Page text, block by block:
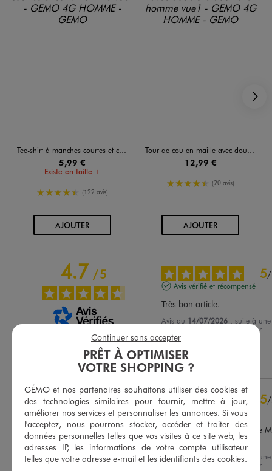
Tee-shirt à manches courtes et col V homme
5,99 €
Existe en taille +
4.5/5 de moyenne
(122 avis)
AJOUTERAU PANIER
Tour de cou en maille avec doublure douillette homme
12,99 €
4.5/5 de moyenne
(20 avis)
AJOUTERAU PANIER
4.7/5
avis soumis à un
Voir tous les avis sur ce site
4étoiles
4
3étoiles
1
2étoiles
0
étoile
Trier les avis
5/
Avis vérifié et récompensé
Très bon article.
Avis du 14/07/2026 , suite à une
par
Beatrice M.
Utile(0)
5/
Avis vérifié et récompensé
Excellent..pour femme taille
pris S
Avis du20/05/2026 , suite à une
expérience du07/05/2026
par
PRÊT À OPTIMISER
VOTRE SHOPPING ?
GÉMO et nos partenaires souhaitons utiliser des cookies et
des technologies similaires pour fournir, mettre à jour,
améliorer nos services et personnaliser les annonces. Si vous
l'acceptez, nous pourrons stocker, accéder et traiter des
données personnelles telles que vos visites à ce site web, les
adresses IP, les informations de votre compte utilisateur
telles que votre adresse e-mail et les identifiants des cookies.
Continuer sans accepter